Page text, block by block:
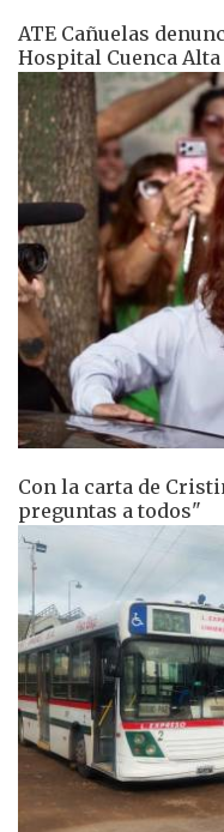
ATE Cañuelas
Hospital Cuenca Alta
Con la carta de
preguntas a todos"